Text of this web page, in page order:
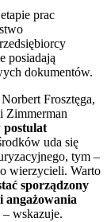
prac
posiadają
dokumentów.
Frosztęga,
Zimmerman
postulat
uda się
tym –
wierzycieli. Warto
sporządzony
angażowania
– wskazuje.